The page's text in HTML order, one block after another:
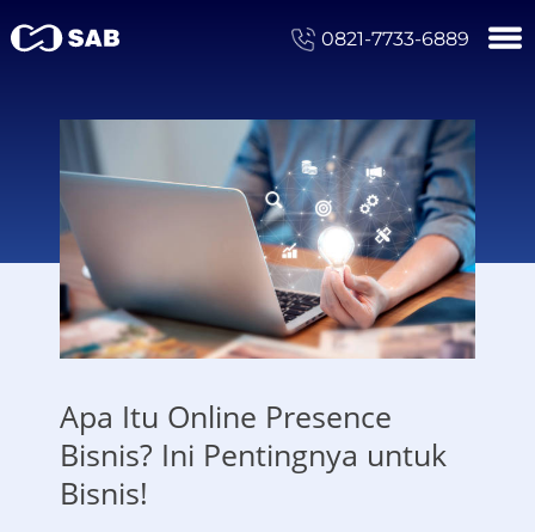
0821-7733-6889
Apa Itu Online Presence
Bisnis? Ini Pentingnya untuk
Bisnis!